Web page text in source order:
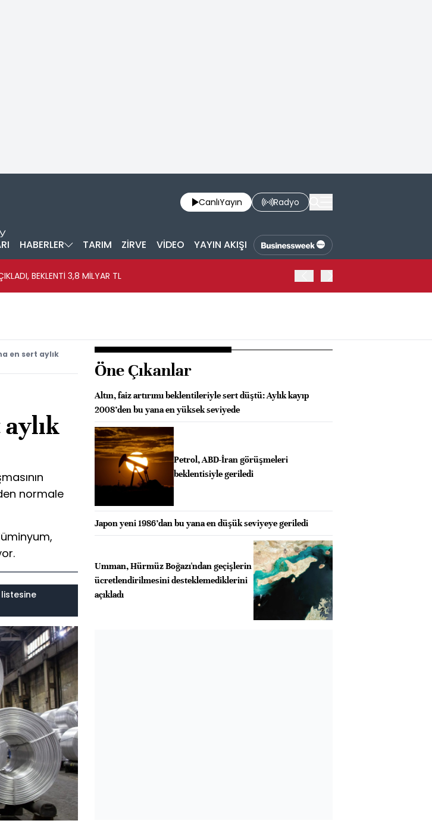
CanlıYayın Radyo
HABERLER TARIM ZİRVE VİDEO YAYIN AKIŞI
BEKLENTİ 3,8 MİLYAR TL
en sert aylık
normale
Öne Çıkanlar
Altın, faiz artırımı beklentileriyle sert düştü: Aylık kayıp
2008’den bu yana en yüksek seviyede
Petrol, ABD-İran görüşmeleri
beklentisiyle geriledi
Japon yeni 1986’dan bu yana en düşük seviyeye geriledi
Umman, Hürmüz Boğazı'ndan geçişlerin
ücretlendirilmesini desteklemediklerini
açıkladı